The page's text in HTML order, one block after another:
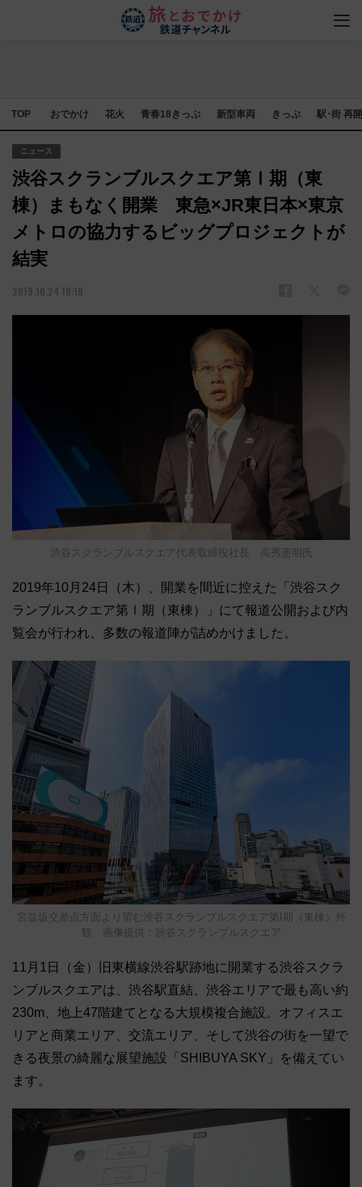
TOP おでかけ 花火 青春18きっぷ 新型車両 きっぷ 駅･街 再
ニュース
渋谷スクランブルスクエア第Ⅰ期（東
棟）まもなく開業 東急×JR東日本×東京
メトロの協力するビッグプロジェクトが
結実
2019.10.24 18:10
渋谷スクランブルスクエア代表取締役社長 高秀憲明氏
2019年10月24日（木）、開業を間近に控えた「渋谷スク
ランブルスクエア第Ⅰ期（東棟）」にて報道公開および内
覧会が行われ、多数の報道陣が詰めかけました。
宮益坂交差点方面より望む渋谷スクランブルスクエア第I期（東棟）外
観 画像提供：渋谷スクランブルスクエア
11月1日（金）旧東横線渋谷駅跡地に開業する渋谷スクラ
ンブルスクエアは、渋谷駅直結、渋谷エリアで最も高い約
230m、地上47階建てとなる大規模複合施設。オフィスエ
リアと商業エリア、交流エリア、そして渋谷の街を一望で
きる夜景の綺麗な展望施設「SHIBUYA SKY」を備えてい
ます。